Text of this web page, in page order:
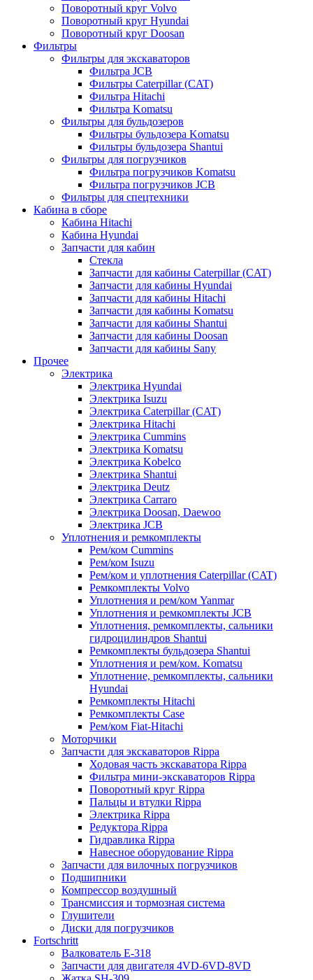
Поворотный круг Volvo
Поворотный круг Hyundai
Поворотный круг Doosan
Фильтры
Фильтры для экскаваторов
Фильтра JCB
Фильтры Caterpillar (CAT)
Фильтра Hitachi
Фильтра Komatsu
Фильтры для бульдозеров
Фильтры бульдозера Komatsu
Фильтры бульдозера Shantui
Фильтры для погрузчиков
Фильтра погрузчиков Komatsu
Фильтра погрузчиков JCB
Фильтры для спецтехники
Кабина в сборе
Кабина Hitachi
Кабина Hyundai
Запчасти для кабин
Стекла
Запчасти для кабины Caterpillar (CAT)
Запчасти для кабины Hyundai
Запчасти для кабины Hitachi
Запчасти для кабины Komatsu
Запчасти для кабины Shantui
Запчасти для кабины Doosan
Запчасти для кабины Sany
Прочее
Электрика
Электрика Hyundai
Электрика Isuzu
Электрика Caterpillar (CAT)
Электрика Hitachi
Электрика Cummins
Электрика Komatsu
Электрика Kobelco
Электрика Shantui
Электрика Deutz
Электрика Carraro
Электрика Doosan, Daewoo
Электрика JCB
Уплотнения и ремкомплекты
Рем/ком Cummins
Рем/ком Isuzu
Рем/ком и уплотнения Caterpillar (CAT)
Ремкомплекты Volvo
Уплотнения и рем/ком Yanmar
Уплотнения и ремкомплекты JCB
Уплотнения, ремкомплекты, сальники
гидроцилиндров Shantui
Ремкомплекты бульдозера Shantui
Уплотнения и рем/ком. Komatsu
Уплотнение, ремкомплекты, сальники
Hyundai
Ремкомплекты Hitachi
Ремкомплекты Case
Рем/ком Fiat-Hitachi
Моторчики
Запчасти для экскаваторов Rippa
Ходовая часть экскаватора Rippa
Фильтра мини-экскаваторов Rippa
Поворотный круг Rippa
Пальцы и втулки Rippa
Электрика Rippa
Редуктора Rippa
Гидравлика Rippa
Навесное оборудование Rippa
Запчасти для вилочных погрузчиков
Подшипники
Компрессор воздушный
Трансмиссия и тормозная система
Глушители
Диски для погрузчиков
Fortschritt
Валкователь Е-318
Запчасти для двигателя 4VD-6VD-8VD